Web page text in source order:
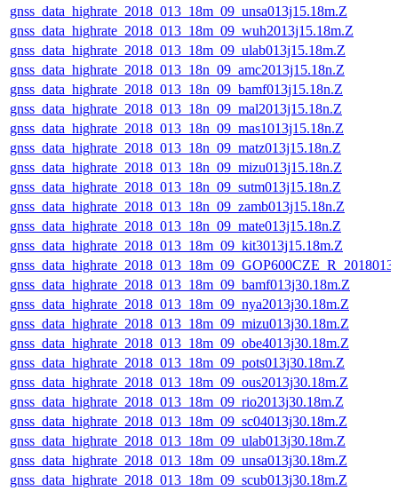
gnss_data_highrate_2018_013_18m_09_unsa013j15.18m.Z
gnss_data_highrate_2018_013_18m_09_wuh2013j15.18m.Z
gnss_data_highrate_2018_013_18m_09_ulab013j15.18m.Z
gnss_data_highrate_2018_013_18n_09_amc2013j15.18n.Z
gnss_data_highrate_2018_013_18n_09_bamf013j15.18n.Z
gnss_data_highrate_2018_013_18n_09_mal2013j15.18n.Z
gnss_data_highrate_2018_013_18n_09_mas1013j15.18n.Z
gnss_data_highrate_2018_013_18n_09_matz013j15.18n.Z
gnss_data_highrate_2018_013_18n_09_mizu013j15.18n.Z
gnss_data_highrate_2018_013_18n_09_sutm013j15.18n.Z
gnss_data_highrate_2018_013_18n_09_zamb013j15.18n.Z
gnss_data_highrate_2018_013_18n_09_mate013j15.18n.Z
gnss_data_highrate_2018_013_18m_09_kit3013j15.18m.Z
gnss_data_highrate_2018_013_18m_09_bamf013j30.18m.Z
gnss_data_highrate_2018_013_18m_09_nya2013j30.18m.Z
gnss_data_highrate_2018_013_18m_09_mizu013j30.18m.Z
gnss_data_highrate_2018_013_18m_09_obe4013j30.18m.Z
gnss_data_highrate_2018_013_18m_09_pots013j30.18m.Z
gnss_data_highrate_2018_013_18m_09_ous2013j30.18m.Z
gnss_data_highrate_2018_013_18m_09_rio2013j30.18m.Z
gnss_data_highrate_2018_013_18m_09_sc04013j30.18m.Z
gnss_data_highrate_2018_013_18m_09_ulab013j30.18m.Z
gnss_data_highrate_2018_013_18m_09_unsa013j30.18m.Z
gnss_data_highrate_2018_013_18m_09_scub013j30.18m.Z